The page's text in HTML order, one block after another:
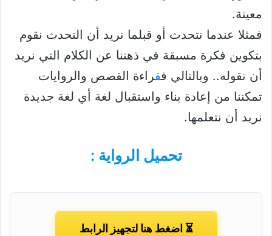
معينة.
فمثلا عندما نتحدث أو قبلما نريد أن التحدث نقوم
بتكوين فكرة مسبقة في ذهننا عن الكلام التي نريد
أن نقوله.. وبالتالي فقراءة القصص والروايات
تمكننا من إعادة بناء واستقبال لغة أي لغة جديدة
نريد أن نتعلمها.
تحميل الرواية :
⏳ اضغط هنا لتجهيز الرابط